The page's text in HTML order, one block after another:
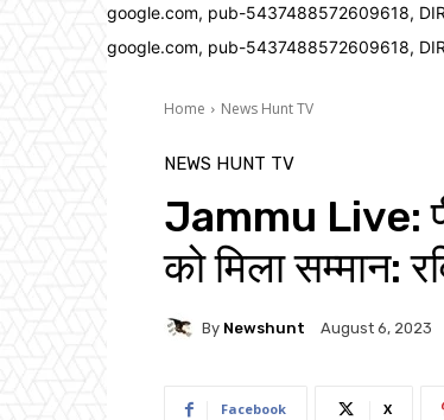
google.com, pub-5437488572609618,
google.com, pub-5437488572609618,
Home News Hunt TV
NEWS HUNT TV
Jammu Live:
को मिला
By Newshunt August 6, 2023
Facebook X